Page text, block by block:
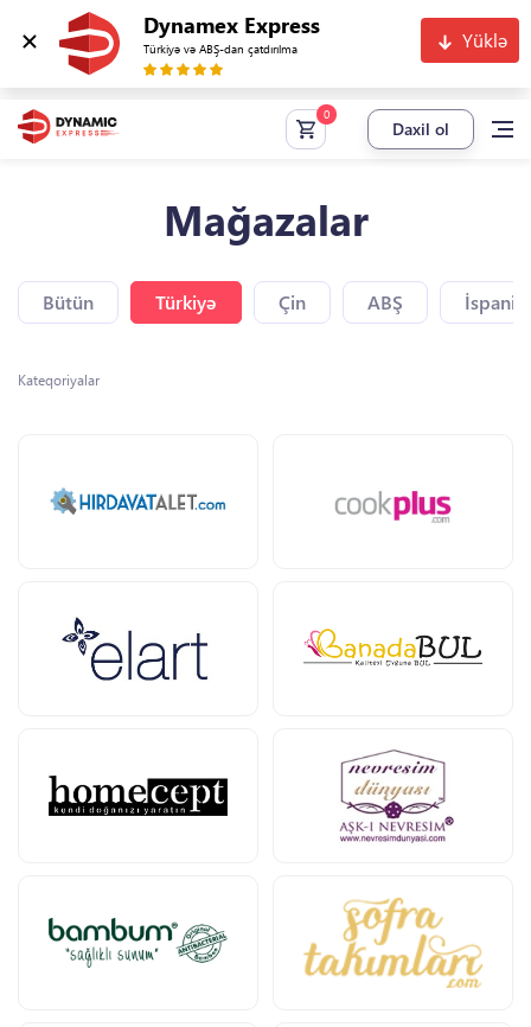
Dynamex Express
Türkiyə və ABŞ-dan çatdırılma Yüklə
Daxil ol
Mağazalar
Bütün Türkiyə Çin ABŞ
Kateqoriyalar